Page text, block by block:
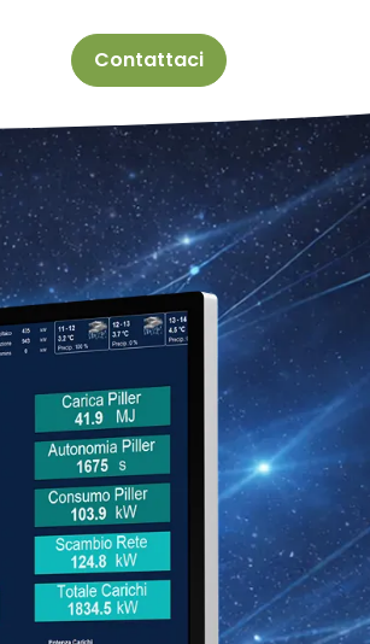
Contattaci